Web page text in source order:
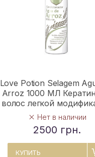
Love Potion Selagem
Arroz 1000 МЛ
волос легкой
Нет в наличии
2500 грн.
КУПИТЬ